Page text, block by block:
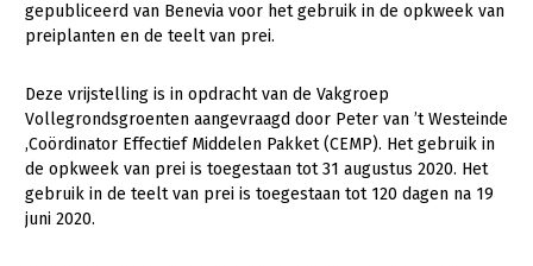
Transitiepaden
Gezonde planten
Gezonde dieren
Natuur, klimaat en energie
gepubliceerd van Benevia voor het gebruik in de opkweek van
preiplanten en de teelt van prei.
Deze vrijstelling is in opdracht van de Vakgroep
Vollegrondsgroenten aangevraagd door Peter van ’t Westeinde
,Coördinator Effectief Middelen Pakket (CEMP). Het gebruik in
de opkweek van prei is toegestaan tot 31 augustus 2020. Het
gebruik in de teelt van prei is toegestaan tot 120 dagen na 19
juni 2020.